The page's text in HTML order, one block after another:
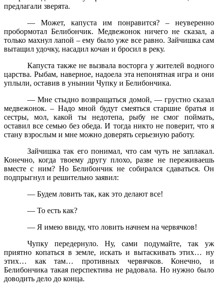
предлагали зверята.
— Может, капуста им понравится? – неуверенно
пробормотал Белибончик. Медвежонок ничего не сказал, а
только махнул лапой – ему было уже все равно. Зайчишка сам
вытащил удочку, насадил кочан и бросил в реку.
Капуста также не вызвала восторга у жителей водного
царства. Рыбам, наверное, надоела эта непонятная игра и они
уплыли, оставив в унынии Чупку и Белибончика.
— Мне стыдно возвращаться домой, — грустно сказал
медвежонок. – Надо мной будут смеяться старшие братья и
сестры, мол, какой ты недотепа, рыбу не смог поймать,
оставил все семью без обеда. И тогда никто не поверит, что я
стану взрослым и мне можно доверять серьезную работу.
Зайчишка так его понимал, что сам чуть не заплакал.
Конечно, когда твоему другу плохо, разве не переживаешь
вместе с ним? Но Белибончик не собирался сдаваться. Он
подпрыгнул и решительно заявил:
— Будем ловить так, как это делают все!
— То есть как?
— Я имею ввиду, что ловить начнем на червячков!
Чупку передернуло. Ну, сами подумайте, так уж
приятно копаться в земле, искать и вытаскивать этих… ну
этих… как там… противных червячков. Конечно, и
Белибончика такая перспектива не радовала. Но нужно было
доводить дело до конца.